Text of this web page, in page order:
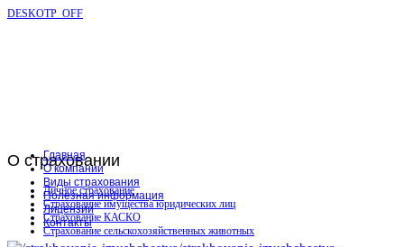
DESKOTP_OFF
О страховании
Личное страхование
Страхование имущества юридических лиц
Страхование КАСКО
Страхование сельскохозяйственных животных
Главная
О компании
Виды страхования
Полезная информация
Лицензии
Контакты